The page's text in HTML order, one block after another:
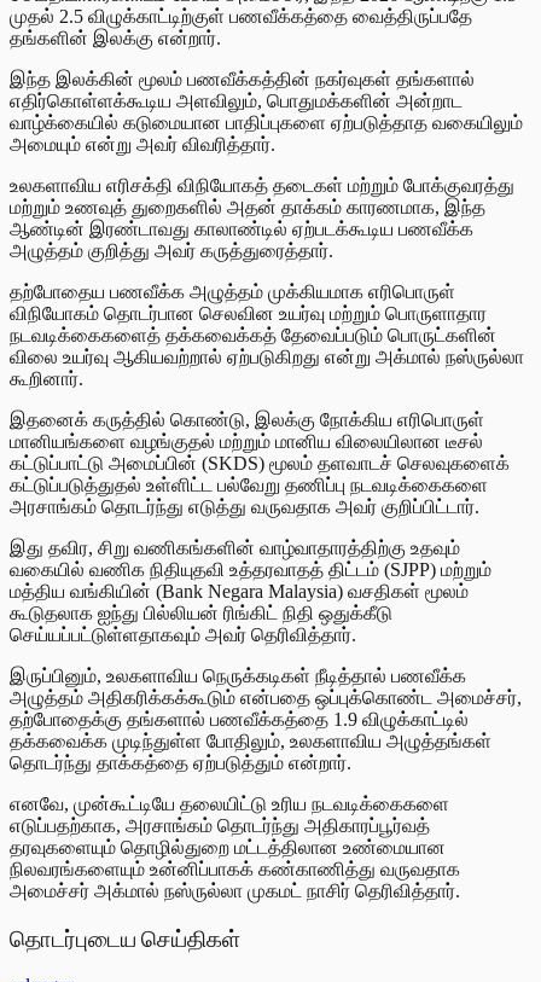
முதல் 2.5 விழுக்காட்டிற்குள் பணவீக்கத்தை வைத்திருப்பதே
தங்களின் இலக்கு என்றார்.
இந்த இலக்கின் மூலம் பணவீக்கத்தின் நகர்வுகள் தங்களால்
எதிர்கொள்ளக்கூடிய அளவிலும், பொதுமக்களின் அன்றாட
வாழ்க்கையில் கடுமையான பாதிப்புகளை ஏற்படுத்தாத வகையிலும்
அமையும் என்று அவர் விவரித்தார்.
உலகளாவிய எரிசக்தி விநியோகத் தடைகள் மற்றும் போக்குவரத்து
மற்றும் உணவுத் துறைகளில் அதன் தாக்கம் காரணமாக, இந்த
ஆண்டின் இரண்டாவது காலாண்டில் ஏற்படக்கூடிய பணவீக்க
அழுத்தம் குறித்து அவர் கருத்துரைத்தார்.
தற்போதைய பணவீக்க அழுத்தம் முக்கியமாக எரிபொருள்
விநியோகம் தொடர்பான செலவின உயர்வு மற்றும் பொருளாதார
நடவடிக்கைகளைத் தக்கவைக்கத் தேவைப்படும் பொருட்களின்
விலை உயர்வு ஆகியவற்றால் ஏற்படுகிறது என்று அக்மால் நஸ்ருல்லா
கூறினார்.
இதனைக் கருத்தில் கொண்டு, இலக்கு நோக்கிய எரிபொருள்
மானியங்களை வழங்குதல் மற்றும் மானிய விலையிலான டீசல்
கட்டுப்பாட்டு அமைப்பின் (SKDS) மூலம் தளவாடச் செலவுகளைக்
கட்டுப்படுத்துதல் உள்ளிட்ட பல்வேறு தணிப்பு நடவடிக்கைகளை
அரசாங்கம் தொடர்ந்து எடுத்து வருவதாக அவர் குறிப்பிட்டார்.
இது தவிர, சிறு வணிகங்களின் வாழ்வாதாரத்திற்கு உதவும்
வகையில் வணிக நிதியுதவி உத்தரவாதத் திட்டம் (SJPP) மற்றும்
மத்திய வங்கியின் (Bank Negara Malaysia) வசதிகள் மூலம்
கூடுதலாக ஐந்து பில்லியன் ரிங்கிட் நிதி ஒதுக்கீடு
செய்யப்பட்டுள்ளதாகவும் அவர் தெரிவித்தார்.
இருப்பினும், உலகளாவிய நெருக்கடிகள் நீடித்தால் பணவீக்க
அழுத்தம் அதிகரிக்கக்கூடும் என்பதை ஒப்புக்கொண்ட அமைச்சர்,
தற்போதைக்கு தங்களால் பணவீக்கத்தை 1.9 விழுக்காட்டில்
தக்கவைக்க முடிந்துள்ள போதிலும், உலகளாவிய அழுத்தங்கள்
தொடர்ந்து தாக்கத்தை ஏற்படுத்தும் என்றார்.
எனவே, முன்கூட்டியே தலையிட்டு உரிய நடவடிக்கைகளை
எடுப்பதற்காக, அரசாங்கம் தொடர்ந்து அதிகாரப்பூர்வத்
தரவுகளையும் தொழில்துறை மட்டத்திலான உண்மையான
நிலவரங்களையும் உன்னிப்பாகக் கண்காணித்து வருவதாக
அமைச்சர் அக்மால் நஸ்ருல்லா முகமட் நாசிர் தெரிவித்தார்.
தொடர்புடைய செய்திகள்